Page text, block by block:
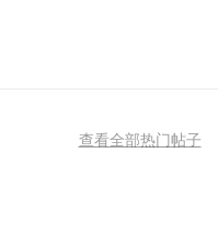
查看全部热门帖子